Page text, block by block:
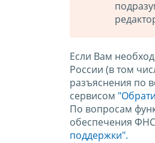
Если Вам
России (в том
разъяснения по
сервисом
По вопросам
обеспечения
поддержки".